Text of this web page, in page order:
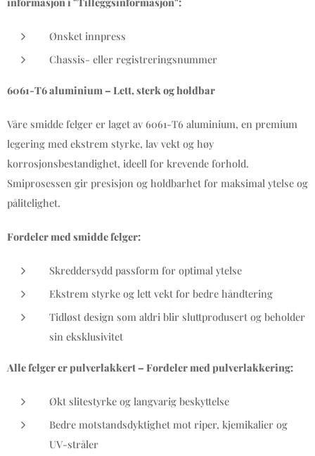
Ønsket innpress
Chassis- eller registreringsnummer
6061-T6 aluminium – Lett, sterk og holdbar
Våre smidde felger er laget av 6061-T6 aluminium, en premium
legering med ekstrem styrke, lav vekt og høy
korrosjonsbestandighet, ideell for krevende forhold.
Smiprosessen gir presisjon og holdbarhet for maksimal ytelse og
pålitelighet.
Fordeler med smidde felger:
Skreddersydd passform for optimal ytelse
Ekstrem styrke og lett vekt for bedre håndtering
Tidløst design som aldri blir sluttprodusert og beholder
sin eksklusivitet
Alle felger er pulverlakkert – Fordeler med pulverlakkering:
Økt slitestyrke og langvarig beskyttelse
Bedre motstandsdyktighet mot riper, kjemikalier og
UV-stråler